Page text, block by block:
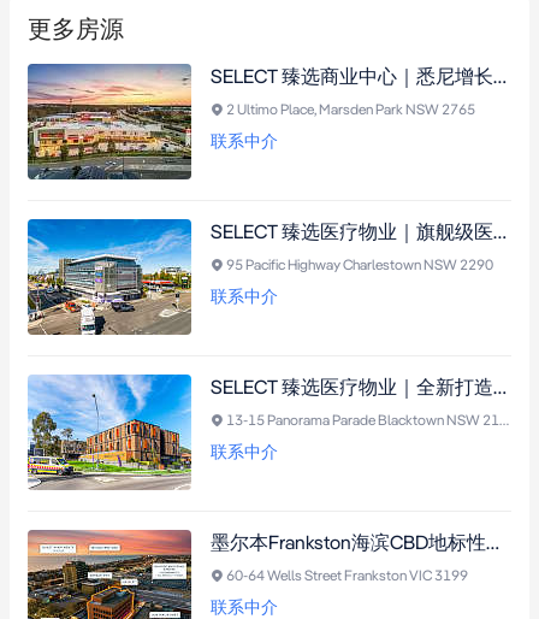
更多房源
SELECT 臻选商业中心｜悉尼增长引擎中的零售中心，全新建成，100% 满租！
2 Ultimo Place, Marsden Park NSW 2765
联系中介
SELECT 臻选医疗物业｜旗舰级医疗与商业中心，紧邻全新 Charlestown Health Hub
95 Pacific Highway Charlestown NSW 2290
联系中介
SELECT 臻选医疗物业｜全新打造，显赫地段！悉尼核心医疗区黄金转角稀缺资产
13-15 Panorama Parade Blacktown NSW 2148
联系中介
墨尔本Frankston海滨CBD地标性政府投资物业：完全出租、租约稳定、每年固定收入增长，珍稀五层建筑，永久产权，未来开发潜力无限
60-64 Wells Street Frankston VIC 3199
联系中介